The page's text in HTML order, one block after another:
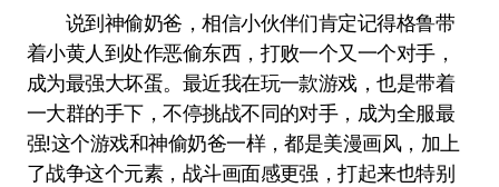
说到神偷奶爸，相信小伙伴们肯定记得格鲁带
着小黄人到处作恶偷东西，打败一个又一个对手，
成为最强大坏蛋。最近我在玩一款游戏，也是带着
一大群的手下，不停挑战不同的对手，成为全服最
强!这个游戏和神偷奶爸一样，都是美漫画风，加上
了战争这个元素，战斗画面感更强，打起来也特别